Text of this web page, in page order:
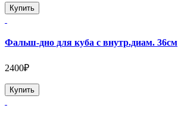
Купить
Фальш-дно для куба с внутр.диам. 36см
2400₽
Купить